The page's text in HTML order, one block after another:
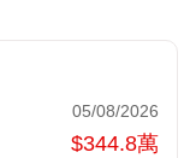
05/08/2026
$344.8萬